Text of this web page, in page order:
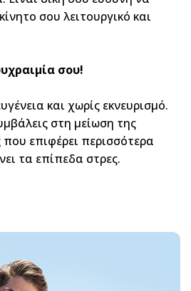
σου λειτουργικό και
σου!
και χωρίς εκνευρισμό.
στη μείωση της
επιφέρει περισσότερα
τα επίπεδα στρες.